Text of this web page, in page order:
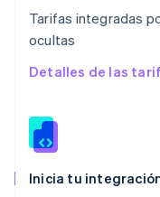
Tarifas integradas
ocultas
Detalles de las
Inicia tu
NederlandsEnglish
Polonia
English
RAE de Hong
Reino Unido
English